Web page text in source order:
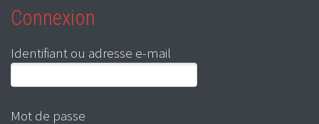
Connexion
Identifiant ou adresse e-mail
Mot de passe